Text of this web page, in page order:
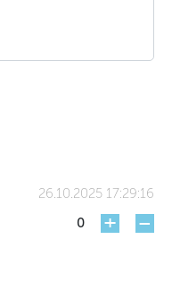
26.10.2025 17:29:16
0
+ -